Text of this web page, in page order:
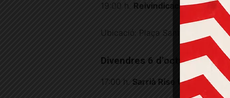
19:00 h. Reivindicació de la
Ubicació: Plaça Sant Vicenç
Divendres 6 d’octubre
17:00 h. Sarrià Rise Up Vol. V